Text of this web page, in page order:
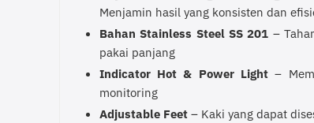
Menjamin hasil yang konsisten dan
Bahan Stainless Steel SS 201 –
pakai panjang
Indicator Hot & Power Light –
monitoring
Adjustable Feet– Kaki yang dapat